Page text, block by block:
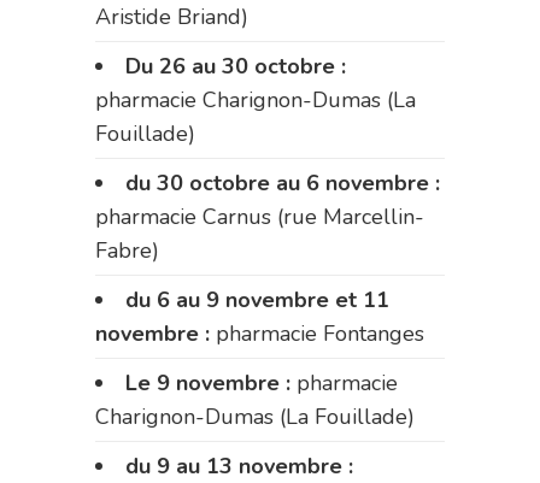
Aristide Briand)
Du 26 au 30 octobre :
pharmacie Charignon-Dumas (La
Fouillade)
du 30 octobre au 6 novembre :
pharmacie Carnus (rue Marcellin-
Fabre)
du 6 au 9 novembre et 11
novembre : pharmacie Fontanges
Le 9 novembre : pharmacie
Charignon-Dumas (La Fouillade)
du 9 au 13 novembre :